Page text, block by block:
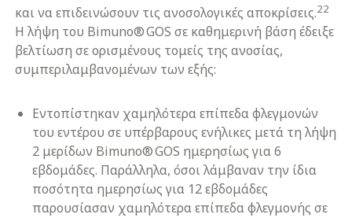
και να επιδεινώσουν τις ανοσολογικές αποκρίσεις.22
Η λήψη του Bimuno® GOS σε καθημερινή βάση έδειξε
βελτίωση σε ορισμένους τομείς της ανοσίας,
συμπεριλαμβανομένων των εξής:
Εντοπίστηκαν χαμηλότερα επίπεδα φλεγμονών
του εντέρου σε υπέρβαρους ενήλικες μετά τη λήψη
2 μερίδων Bimuno® GOS ημερησίως για 6
εβδομάδες. Παράλληλα, όσοι λάμβαναν την ίδια
ποσότητα ημερησίως για 12 εβδομάδες
παρουσίασαν χαμηλότερα επίπεδα φλεγμονής σε